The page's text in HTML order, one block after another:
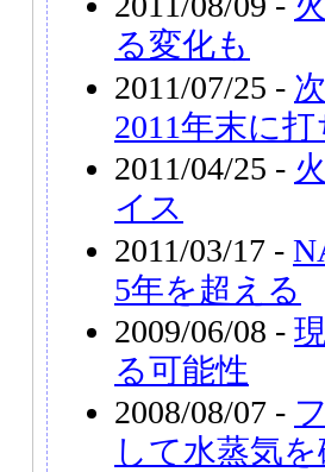
る変化も
2011/07/25 -
2011年末に
2011/04/25 -
イス
2011/03/17 -
5年を超える
2009/06/08 -
る可能性
2008/08/07 -
して水蒸気